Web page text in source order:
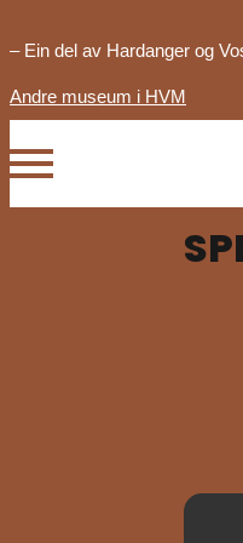
– Ein del av Hardanger og
Andre museum i HVM